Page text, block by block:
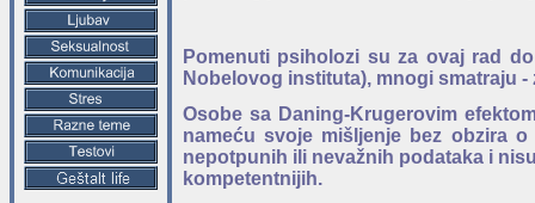
Pomenuti psiholozi su za ovaj rad
Nobelovog instituta), mnogi smatraju -
Osobe sa Daning-Krugerovim
nameću svoje mišljenje bez obzira
nepotpunih ili nevažnih podataka i
kompetentnijih.